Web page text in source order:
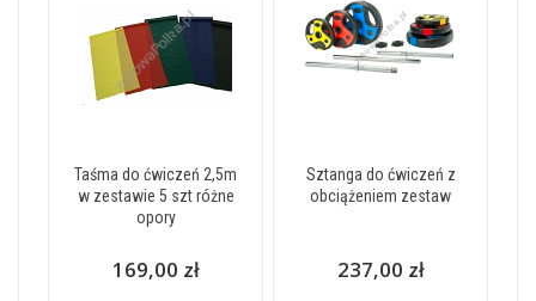
Taśma do ćwiczeń 2,5m
w zestawie 5 szt różne
opory
169,00 zł
Sztanga do ćwiczeń z
obciążeniem zestaw
237,00 zł